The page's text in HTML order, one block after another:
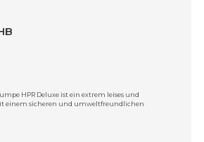
HPR Deluxe ist ein extrem leises und
einem sicheren und umweltfreundlichen